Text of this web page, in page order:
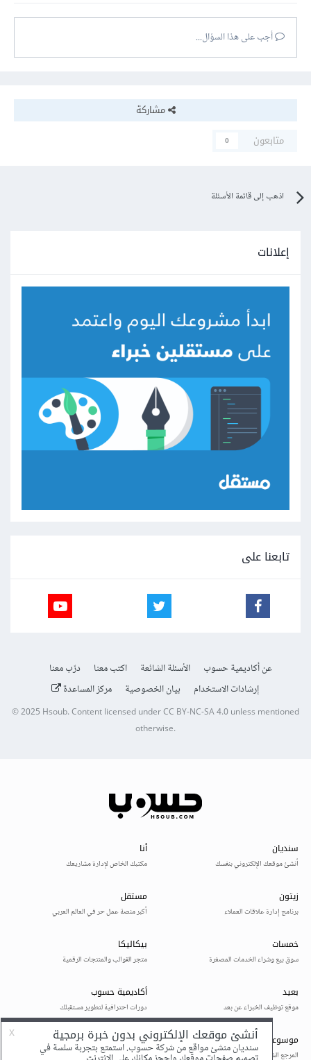
أجب على هذا السؤال...
مشاركة
متابعون
0
اذهب إلى قائمة الأسئلة
إعلانات
تابعنا على
عن أكاديمية حسوب الأسئلة الشائعة اكتب معنا
درّب معنا
إرشادات الاستخدام
بيان الخصوصية مركز المساعدة
© 2025Hsoub.Content licensed underCC BY-NC-SA 4.0unless mentioned
otherwise.